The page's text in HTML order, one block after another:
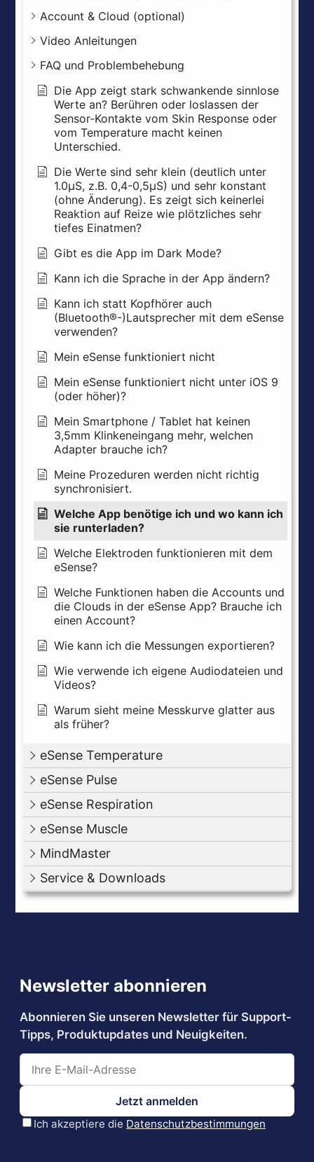
Account & Cloud (optional)
Video Anleitungen
FAQ und Problembehebung
Die App zeigt stark schwankende sinnlose
Werte an? Berühren oder loslassen der
Sensor-Kontakte vom Skin Response oder
vom Temperature macht keinen
Unterschied.
Die Werte sind sehr klein (deutlich unter
1.0µS, z.B. 0,4-0,5µS) und sehr konstant
(ohne Änderung). Es zeigt sich keinerlei
Reaktion auf Reize wie plötzliches sehr
tiefes Einatmen?
Gibt es die App im Dark Mode?
Kann ich die Sprache in der App ändern?
Kann ich statt Kopfhörer auch
(Bluetooth®-)Lautsprecher mit dem eSense
verwenden?
Mein eSense funktioniert nicht
Mein eSense funktioniert nicht unter iOS 9
(oder höher)?
Mein Smartphone / Tablet hat keinen
3,5mm Klinkeneingang mehr, welchen
Adapter brauche ich?
Meine Prozeduren werden nicht richtig
synchronisiert.
Welche App benötige ich und wo kann ich
sie runterladen?
Welche Elektroden funktionieren mit dem
eSense?
Welche Funktionen haben die Accounts und
die Clouds in der eSense App? Brauche ich
einen Account?
Wie kann ich die Messungen exportieren?
Wie verwende ich eigene Audiodateien und
Videos?
Warum sieht meine Messkurve glatter aus
als früher?
eSense Temperature
eSense Pulse
eSense Respiration
eSense Muscle
MindMaster
Service & Downloads